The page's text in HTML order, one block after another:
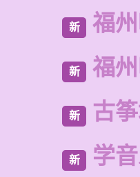
新 福
新 福
新 古
新 学